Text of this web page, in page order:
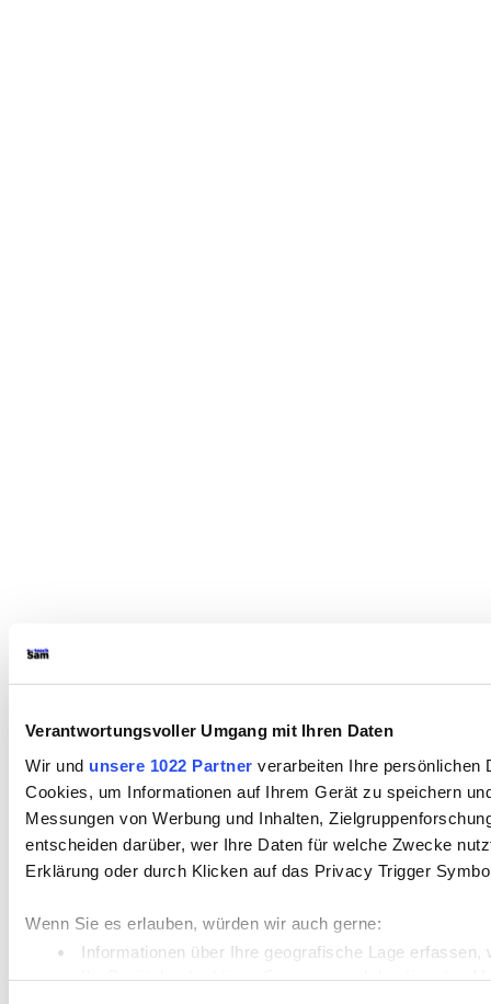
Verantwortungsvoller Umgang mit Ihren Daten
Wir und unsere 1022 Partner verarbeiten Ihre persönlichen
Cookies, um Informationen auf Ihrem Gerät zu speichern
Messungen von Werbung und Inhalten,
entscheiden darüber, wer Ihre Daten für welche Zwecke
Erklärung oder durch Klicken auf das Privacy Trigger
Wenn Sie es erlauben, würden wir auch gerne:
Informationen über Ihre geografische Lage
Ihr Gerät durch aktives Scannen nach bestimmten